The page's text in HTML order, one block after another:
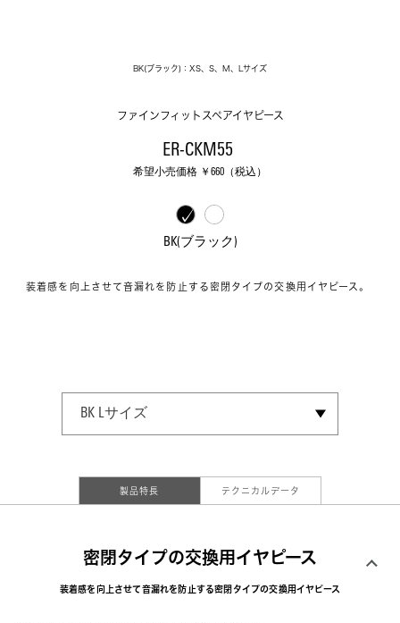
BK(ブラック)：XS、S、M、Lサイズ
ファインフィットスペアイヤピース
ER-CKM55
希望小売価格 ￥ 660 （税込）
BK(ブラック)
装着感を向上させて音漏れを防止する密閉タイプの交換用イヤピース。
SELECT SIZE
BK Lサイズ
製品特長 テクニカルデータ
密閉タイプの交換用イヤピース
装着感を向上させて音漏れを防止する密閉タイプの交換用イヤピース